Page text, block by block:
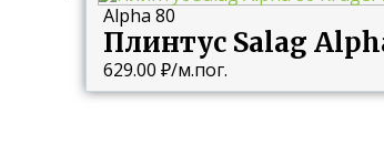
Alpha 80
Плинтус Salag
629.00 ₽/м.пог.